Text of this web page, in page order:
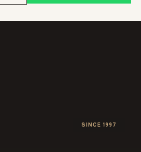
SINCE 1997